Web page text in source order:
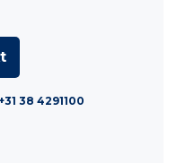
38 4291100